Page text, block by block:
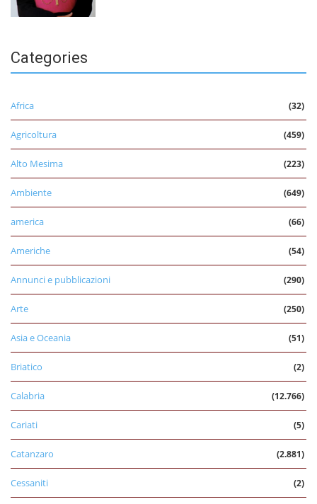
Categories
Africa (32)
Agricoltura (459)
Alto Mesima (223)
Ambiente (649)
america (66)
Americhe (54)
Annunci e pubblicazioni (290)
Arte (250)
Asia e Oceania (51)
Briatico (2)
Calabria (12.766)
Cariati (5)
Catanzaro (2.881)
Cessaniti (2)